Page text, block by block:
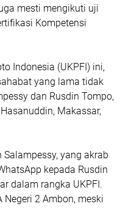
mesti mengikuti uji
Kompetensi
Indonesia (UKPFI) ini,
yang lama tidak
dan Rusdin Tompo,
Makassar,
yang akrab
kepada Rusdin
dalam rangka UKPFI.
2 Ambon, meski